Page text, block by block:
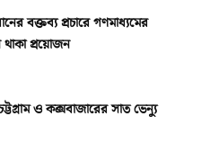
বক্তব্য প্রচারে গণমাধ্যমের
থাকা প্রয়োজন
ও কক্সবাজারের সাত ভেন্যু